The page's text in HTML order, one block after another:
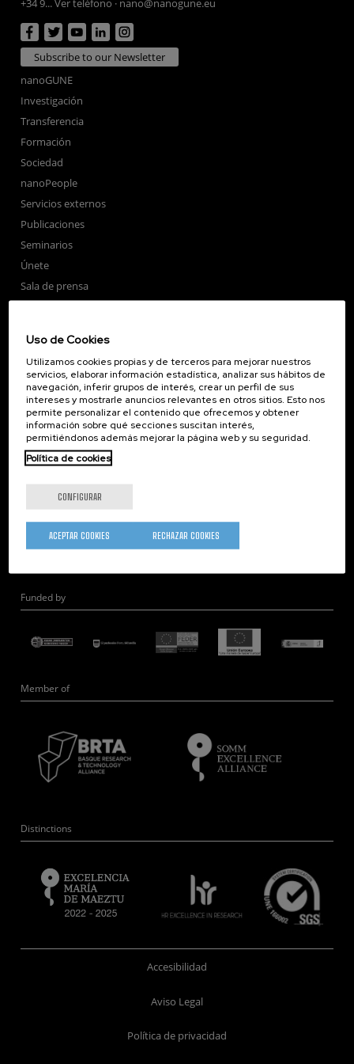
+34 9... Ver teléfono · nano@nanogune.eu
Subscribe to our Newsletter
nanoGUNE
Investigación
Transferencia
Formación
Sociedad
nanoPeople
Servicios externos
Publicaciones
Seminarios
Únete
Sala de prensa
Nanomagnetismo
Nanoóptica
Autoensamblado
Nanobiosistemas
Nanodispositivos
Microscopía Electrónica
Nanomateriales
Microscopía de Detección Cuántica
Nanoingeniería
Hardware Cuántico
Funded by
Member of
Distinctions
Accesibilidad
Aviso Legal
Política de privacidad
Uso de Cookies
Utilizamos cookies propias y de terceros para mejorar nuestros
servicios, elaborar información estadística, analizar sus hábitos de
navegación, inferir grupos de interés, crear un perfil de sus
intereses y mostrarle anuncios relevantes en otros sitios. Esto nos
permite personalizar el contenido que ofrecemos y obtener
información sobre qué secciones suscitan interés,
permitiéndonos además mejorar la página web y su seguridad.
Política de cookies
CONFIGURAR
RECHAZAR COOKIES
ACEPTAR COOKIES